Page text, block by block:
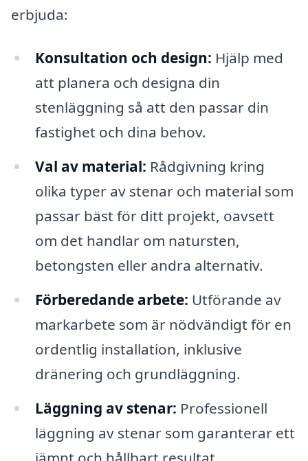
erbjuda:
Konsultation och design: Hjälp med
att planera och designa din
stenläggning så att den passar din
fastighet och dina behov.
Val av material: Rådgivning kring
olika typer av stenar och material som
passar bäst för ditt projekt, oavsett
om det handlar om natursten,
betongsten eller andra alternativ.
Förberedande arbete: Utförande av
markarbete som är nödvändigt för en
ordentlig installation, inklusive
dränering och grundläggning.
Läggning av stenar: Professionell
läggning av stenar som garanterar ett